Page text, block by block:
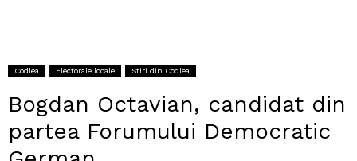
Codlea Electorale locale Stiri din Codlea
Bogdan Octavian, candidat din
partea Forumului Democratic